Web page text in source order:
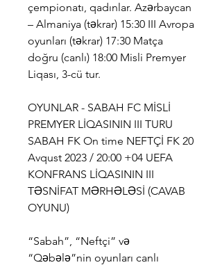
çempionatı, qadınlar. Azərbaycan
– Almaniya (təkrar) 15:30 III Avropa
oyunları (təkrar) 17:30 Matça
doğru (canlı) 18:00 Misli Premyer
Liqası, 3-cü tur.
OYUNLAR - SABAH FC MİSLİ
PREMYER LİQASININ III TURU
SABAH FK On time NEFTÇİ FK 20
Avqust 2023 / 20:00 +04 UEFA
KONFRANS LİQASININ III
TƏSNİFAT MƏRHƏLƏSİ (CAVAB
OYUNU)
“Sabah”, “Neftçi” və
“Qəbələ”nin oyunları canlı